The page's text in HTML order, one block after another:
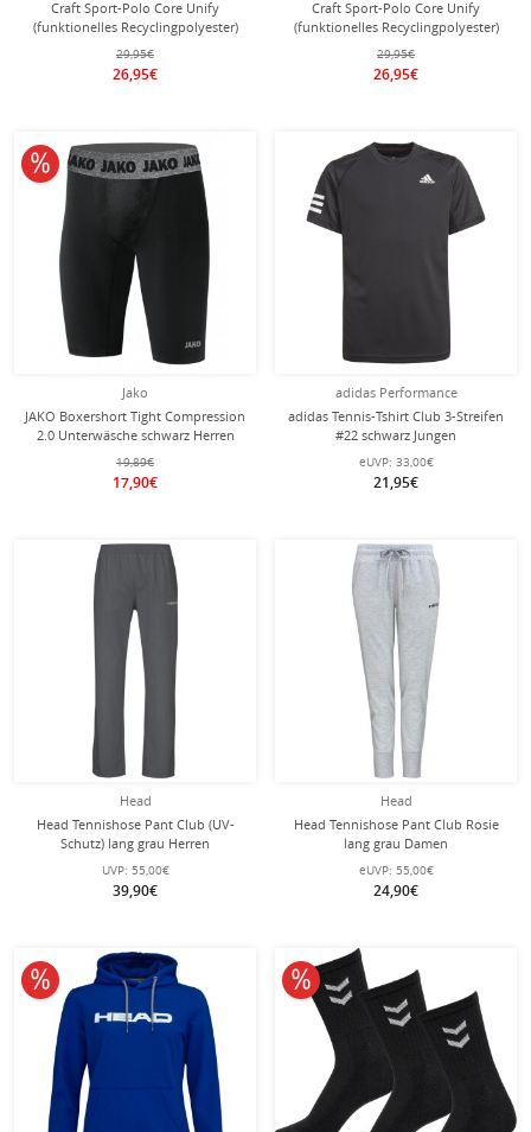
Craft Sport-Polo Core Unify
(funktionelles Recyclingpolyester)
dunkelnavyblau Herren
29,95€
26,95€
Craft Sport-Polo Core Unify
(funktionelles Recyclingpolyester)
rot Herren
29,95€
26,95€
Jako
JAKO Boxershort Tight Compression
2.0 Unterwäsche schwarz Herren
19,89€
17,90€
10% reduziert
adidas Performance
adidas Tennis-Tshirt Club 3-Streifen
#22 schwarz Jungen
eUVP: 33,00€
21,95€
Head
Head Tennishose Pant Club (UV-
Schutz) lang grau Herren
UVP: 55,00€
39,90€
Head
Head Tennishose Pant Club Rosie
lang grau Damen
eUVP: 55,00€
24,90€
10% reduziert 10% reduziert